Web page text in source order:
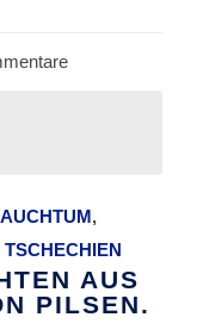
,
TSCHECHIEN
AUS
PILSEN.